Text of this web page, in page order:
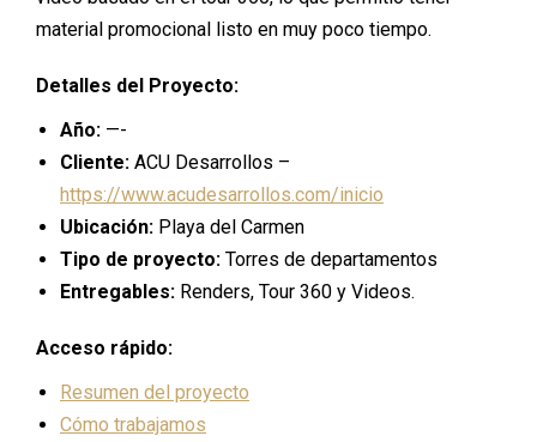
material promocional listo en muy poco tiempo.
Detalles del Proyecto:
Año: —-
Cliente: ACU Desarrollos –
https://www.acudesarrollos.com/inicio
Ubicación: Playa del Carmen
Tipo de proyecto: Torres de departamentos
Entregables: Renders, Tour 360 y Videos.
Acceso rápido:
Resumen del proyecto
Cómo trabajamos